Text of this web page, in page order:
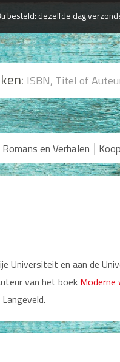
besteld: dezelfde dag
Romans en Verhalen |
Universiteit en aan de
van het boek Moderne